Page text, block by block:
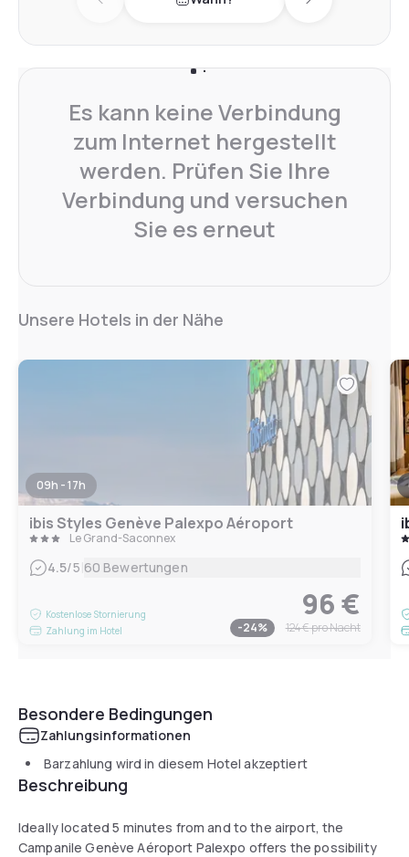
Previous day Next day
Es kann keine Verbindung
zum Internet hergestellt
werden. Prüfen Sie Ihre
Verbindung und versuchen
Sie es erneut
Unsere Hotels in der Nähe
09h - 17h
ibis Styles Genève Palexpo Aéroport
Le Grand-Saconnex
4.5/5 60 Bewertungen
Kostenlose Stornierung
Zahlung im Hotel
96 €
-24% 124 €pro Nacht
Besondere Bedingungen
Zahlungsinformationen
Barzahlung wird in diesem Hotel akzeptiert
Beschreibung
Ideally located 5 minutes from and to the airport, the
Campanile Genève Aéroport Palexpo offers the possibility